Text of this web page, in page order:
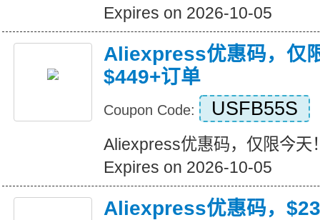
Expires on 2026-10-05
Aliexpress优惠码，仅
$449+订单
Coupon Code: USFB55S
Aliexpress优惠码，仅限今天
Expires on 2026-10-05
Aliexpress优惠码，